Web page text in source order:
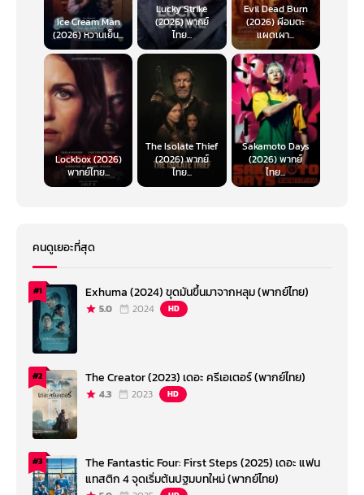
Ice Cream Man
(2026) หวานเย็น...
Lucky Strike
(2026) พากย์
ไทย...
Evil Dead Burn
(2026) ผีอมตะ
แผดเผา...
Lockbox (2026)
พากย์ไทย...
The Isolate Thief
(2026) พากย์
ไทย...
Sakamoto Days
(2026) พากย์
ไทย...
คนดูเยอะที่สุด
#1 Exhuma (2024) ขุดมันขึ้นมาจากหลุม (พากย์ไทย)
5.0 2024 HD
#2 The Creator (2023) เดอะ ครีเอเตอร์ (พากย์ไทย)
4.3 2023 HD
#3
The Fantastic Four: First Steps (2025) เดอะ แฟน
แทสติก 4 จุดเริ่มต้นปฐมบทใหม่ (พากย์ไทย)